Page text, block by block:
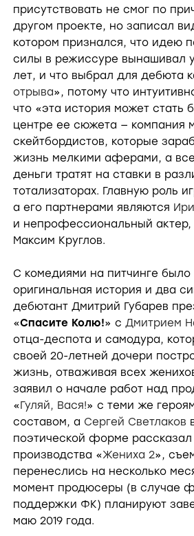
присутствовать не смог по
другом проекте, но записал
котором признался, что идею
силы в режиссуре вынашивал
лет, и что выбрал для дебюта
отрыва», потому что
что «эта история может стать
центре ее сюжета — компания
скейтбордистов, которые
жизнь мелкими аферами, а
деньги тратят на ставки в
тотализаторах. Главную роль
а его партнерами являются
и непрофессиональный актер,
Максим Круглов.
С комедиями на питчинге было
оригинальная история и два
дебютант Дмитрий Губарев
«Спасите Колю!» с Дмитрием
отца-деспота и самодура,
своей 20-летней дочери
жизнь, отваживая всех
заявил о начале работ над
«Гуляй, Вася!» с теми же
составом, а Сергей Светлаков
поэтической форме
производства «Жениха 2»,
перенеслись на несколько
момент продюсеры (в случае
поддержки ФК) планируют
маю 2019 года.